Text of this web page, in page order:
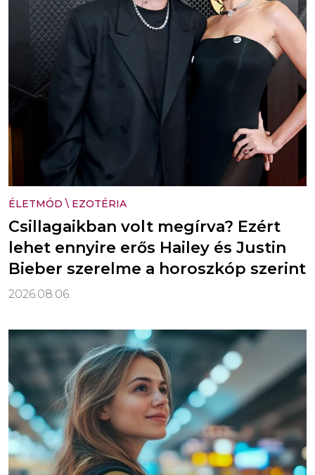
ÉLETMÓD \ EZOTÉRIA
Csillagaikban volt megírva? Ezért
lehet ennyire erős Hailey és Justin
Bieber szerelme a horoszkóp szerint
2026.08.06.